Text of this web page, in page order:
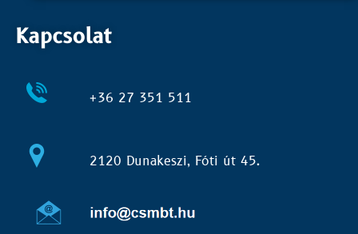
Kapcsolat
+36 27 351 511
2120 Dunakeszi, Fóti út 45.